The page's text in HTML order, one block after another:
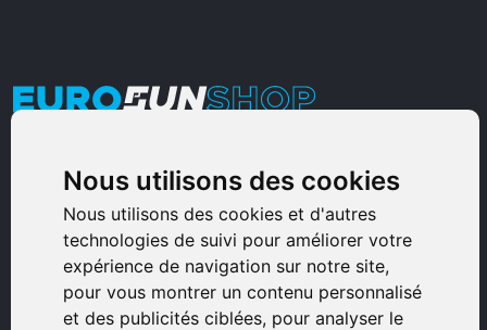
Nous utilisons des cookies
Nous utilisons des cookies et d'autres
technologies de suivi pour améliorer votre
expérience de navigation sur notre site,
pour vous montrer un contenu personnalisé
et des publicités ciblées, pour analyser le
Armurerie Sinoncelli
Avenue Sampiero Corso, Lieudit Erbajolo
20600 Bastia - France
0495359980